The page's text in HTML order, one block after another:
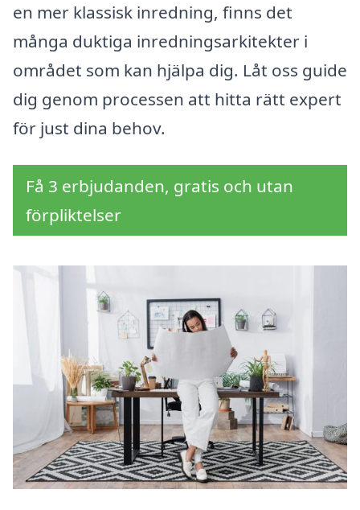
en mer klassisk inredning, finns det
många duktiga inredningsarkitekter i
området som kan hjälpa dig. Låt oss guide
dig genom processen att hitta rätt expert
för just dina behov.
Få 3 erbjudanden, gratis och utan
förpliktelser